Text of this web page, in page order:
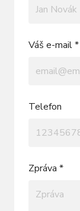
Váš e-mail *
Telefon
Zpráva *